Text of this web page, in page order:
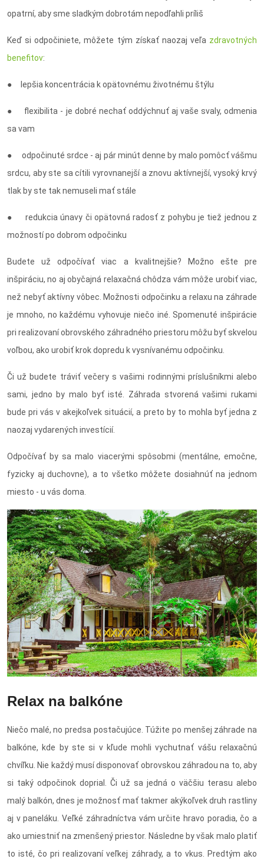
opatrní, aby sme sladkým dobrotám nepodľahli príliš
Keď si odpočiniete, môžete tým získať naozaj veľa zdravotných
benefitov:
● lepšia koncentrácia k opätovnému životnému štýlu
● flexibilita - je dobré nechať oddýchnuť aj vaše svaly, odmenia
sa vam
● odpočinuté srdce - aj pár minút denne by malo pomôcť vášmu
srdcu, aby ste sa cítili vyrovnanejší a znovu aktívnejší, vysoký krvý
tlak by ste tak nemuseli mať stále
● redukcia únavy či opätovná radosť z pohybu je tiež jednou z
možností po dobrom odpočinku
Budete už odpočívať viac a kvalitnejšie? Možno ešte pre
inšpiráciu, no aj obyčajná relaxačná chôdza vám môže urobiť viac,
než nebyť aktívny vôbec. Možnosti odpočinku a relaxu na záhrade
je mnoho, no každému vyhovuje niečo iné. Spomenuté inšpirácie
pri realizovaní obrovského záhradného priestoru môžu byť skvelou
voľbou, ako urobiť krok dopredu k vysnívanému odpočinku.
Či už budete tráviť večery s vašimi rodinnými príslušníkmi alebo
sami, jedno by malo byť isté. Záhrada stvorená vašimi rukami
bude pri vás v akejkoľvek situácií, a preto by to mohla byť jedna z
naozaj vydarených investícií.
Odpočívať by sa malo viacerými spôsobmi (mentálne, emočne,
fyzicky aj duchovne), a to všetko môžete dosiahnúť na jednom
miesto - u vás doma.
Relax na balkóne
Niečo malé, no predsa postačujúce. Túžite po menšej záhrade na
balkóne, kde by ste si v kľude mohli vychutnať vášu relaxačnú
chvíľku. Nie každý musí disponovať obrovskou záhradou na to, aby
si taký odpočinok doprial. Či už sa jedná o väčšiu terasu alebo
malý balkón, dnes je možnosť mať takmer akýkoľvek druh rastliny
aj v paneláku. Veľké záhradníctva vám určite hravo poradia, čo a
ako umiestniť na zmenšený priestor. Následne by však malo platiť
to isté, čo pri realizovaní veľkej záhrady, a to vkus. Predtým ako